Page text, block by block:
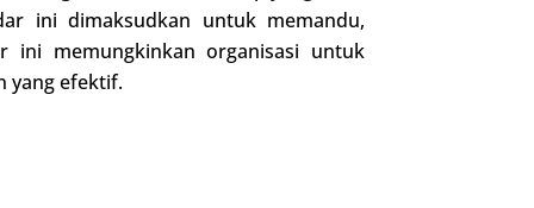
ini dimaksudkan untuk memandu,
ini memungkinkan organisasi untuk
yang efektif.